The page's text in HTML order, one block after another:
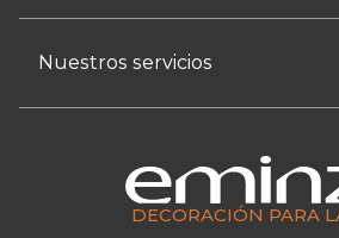
Nuestros servicios
DECORACIÓN PARA